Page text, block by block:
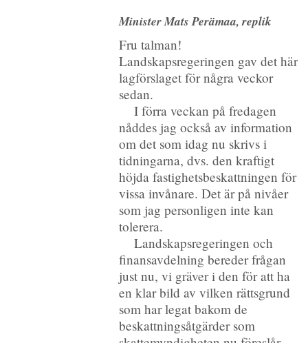
Minister Mats Perämaa, replik
Fru talman!
Landskapsregeringen gav det här
lagförslaget för några veckor
sedan.
I förra veckan på fredagen
nåddes jag också av information
om det som idag nu skrivs i
tidningarna, dvs. den kraftigt
höjda fastighetsbeskattningen för
vissa invånare. Det är på nivåer
som jag personligen inte kan
tolerera.
Landskapsregeringen och
finansavdelning bereder frågan
just nu, vi gräver i den för att ha
en klar bild av vilken rättsgrund
som har legat bakom de
beskattningsåtgärder som